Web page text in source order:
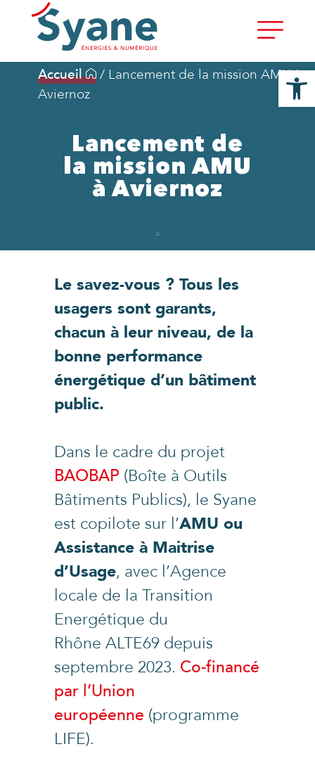
Accueil / Lancement de la mission AMU à
Aviernoz
Lancement de
la mission AMU
à Aviernoz
Le savez-vous ? Tous les
usagers sont garants,
chacun à leur niveau, de la
bonne performance
énergétique d’un bâtiment
public.
Dans le cadre du projet
BAOBAP (Boîte à Outils
Bâtiments Publics), le Syane
est copilote sur l’AMU ou
Assistance à Maitrise
d’Usage, avec l’Agence
locale de la Transition
Energétique du
Rhône ALTE69 depuis
septembre 2023. Co-financé
par l’Union
européenne (programme
LIFE).
Ouvrir